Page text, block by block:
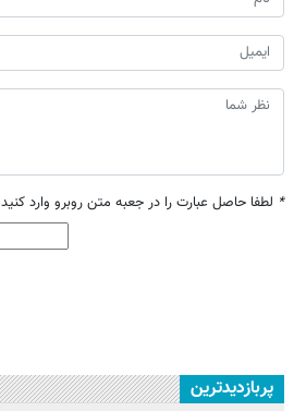
* لطفا حاصل عبارت را در جعبه متن روبرو وارد کنید
پربازدیدترین